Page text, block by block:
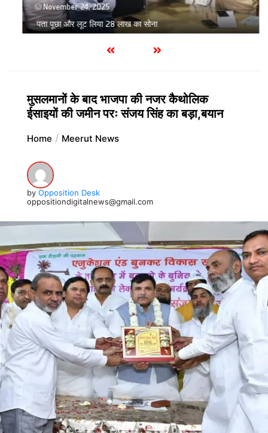
November 24, 2025
पता पूछा और लूट लिया 28 लाख का सोना
मुसलमानों के बाद भाजपा की नजर कैथोलिक
ईसाइयों की जमीन परः संजय सिंह का बड़ा,बयान
Home Meerut News
by Opposition Desk
oppositiondigitalnews@gmail.com